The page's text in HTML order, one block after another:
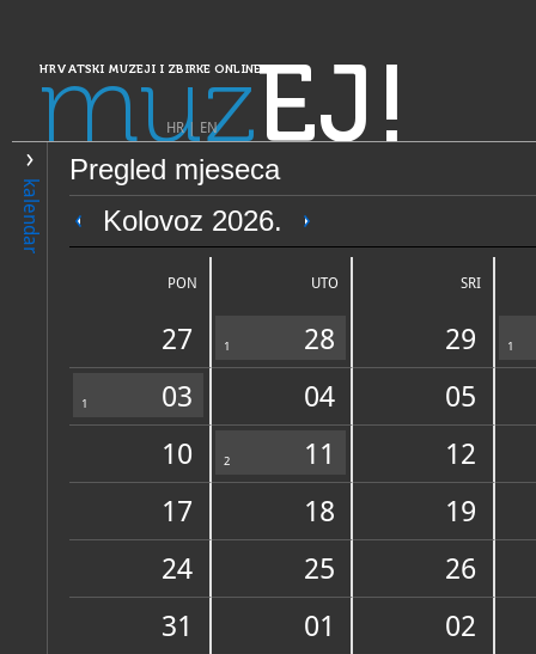
HRVATSKI MUZEJI I ZBIRKE ONLINE
muzEJ!
HR| EN
kalendar
Pregled mjeseca
Kolovoz 2026.
PON UTO SRI
27 1 28 29 1
1 03 04
05
10
2 11
12
17
18
19
24
25
26
31
01 02
PRETRAŽIVANJE
Dalmacija
Gradski muzej Korčula
OPĆI PODACI
Zbirke